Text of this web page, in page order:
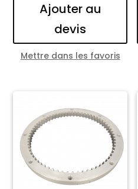
Ajouter au
devis
Mettre dans les favoris